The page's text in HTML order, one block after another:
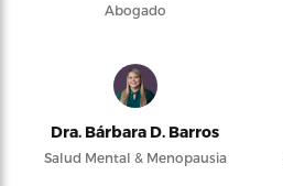
Abogado
Dra. Bárbara D. Barros
Salud Mental & Menopausia